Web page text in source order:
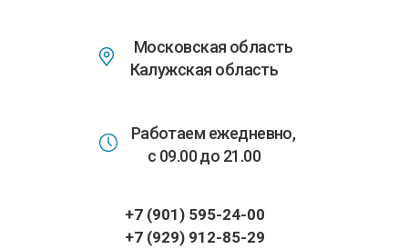
Московская область
Калужская область
Работаем ежедневно,
с 09.00 до 21.00
+7 (901) 595-24-00
+7 (929) 912-85-29